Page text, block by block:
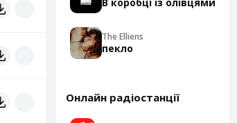
The Elliens
пекло
Онлайн радіостанції